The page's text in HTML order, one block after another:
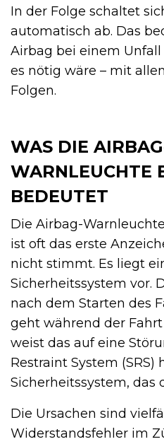
In der Folge schaltet
automatisch ab. Das
Airbag bei einem
es nötig wäre – mit
Folgen.
WAS DIE
WARNLEUCHTE
BEDEUTET
Die Airbag-
ist oft das erste
nicht stimmt. Es liegt
Sicherheitssystem vor.
nach dem Starten des
geht während der
weist das auf eine
Restraint System (SRS)
Sicherheitssystem, das
Die Ursachen sind
Widerstandsfehler im